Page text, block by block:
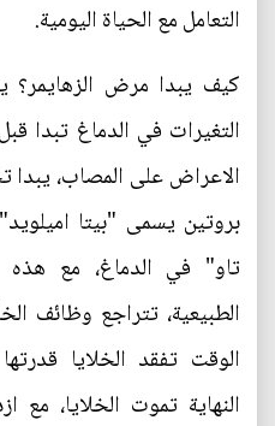
التعامل مع الحياة اليومية.
كيف يبدا مرض الزهايمر؟
التغيرات في الدماغ تبدا
الاعراض على المصاب،
بروتين يسمى "بيتا
تاو" في الدماغ، مع هذه
الطبيعية، تتراجع وظائف
الوقت تفقد الخلايا
النهاية تموت الخلايا، مع